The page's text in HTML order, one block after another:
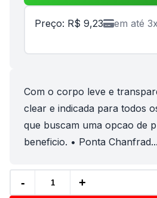
Preço: R$ 9,23 em até
Com o corpo leve e
clear e indicada para todos
que buscam uma opcao de
beneficio. • Ponta Chanfrad...
- +